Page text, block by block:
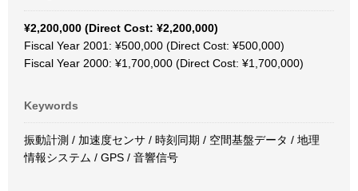
¥2,200,000 (Direct Cost: ¥2,200,000)
Fiscal Year 2001: ¥500,000 (Direct Cost: ¥500,000)
Fiscal Year 2000: ¥1,700,000 (Direct Cost: ¥1,700,000)
Keywords
振動計測 / 加速度センサ / 時刻同期 / 空間基盤データ / 地理
情報システム / GPS / 音響信号